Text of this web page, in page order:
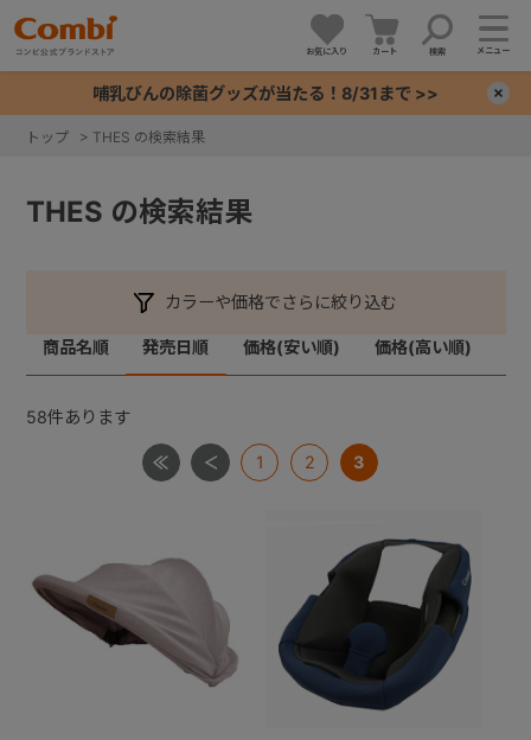
お気に入り カート 検索 メニュー
哺乳びんの除菌グッズが当たる！8/31まで >>
トップ > THES の検索結果
THES の検索結果
カラーや価格でさらに絞り込む
商品名順 発売日順 価格(安い順) 価格(高い順)
58件あります
1 2 3